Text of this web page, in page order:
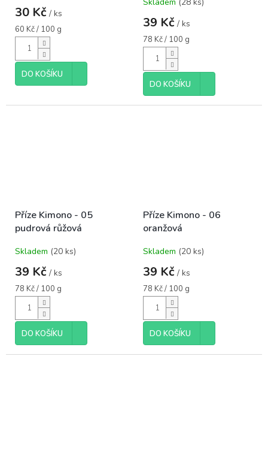
hodnocení
produktu
je
5,0
5
hvězdiček.
30 Kč / ks
Měrná
cena:
60 Kč / 100 g
DO KOŠÍKU
39 Kč / ks
Měrná
cena:
78 Kč / 100 g
DO KOŠÍKU
Příze Kimono - 05
pudrová růžová
Skladem (20 ks)
39 Kč / ks
Měrná
cena:
78 Kč / 100 g
DO KOŠÍKU
Příze Kimono - 06
oranžová
Skladem (20 ks)
39 Kč / ks
Měrná
cena:
78 Kč / 100 g
DO KOŠÍKU